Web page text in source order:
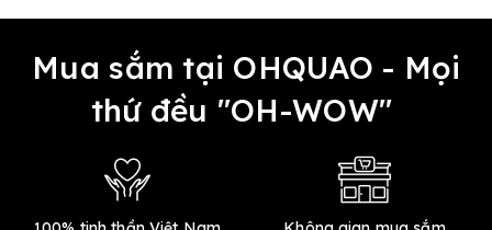
Mua sắm tại OHQUAO - Mọi
thứ đều "OH-WOW"